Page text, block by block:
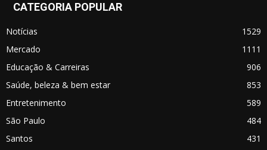
CATEGORIA POPULAR
Notícias
1529
Mercado
1111
Educação & Carreiras
906
Saúde, beleza & bem estar
853
Entretenimento
589
São Paulo
484
Santos
431